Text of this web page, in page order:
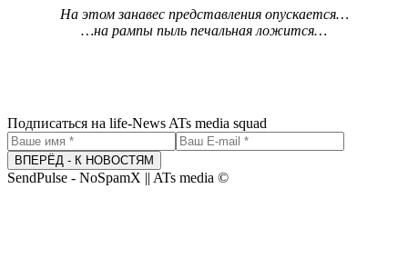
На этом занавес представления опускается…
…на рампы пыль печальная ложится…
Подписаться на life-News ATs media squad
ВПЕРЁД - К НОВОСТЯМ
SendPulse - NoSpamX || ATs media ©